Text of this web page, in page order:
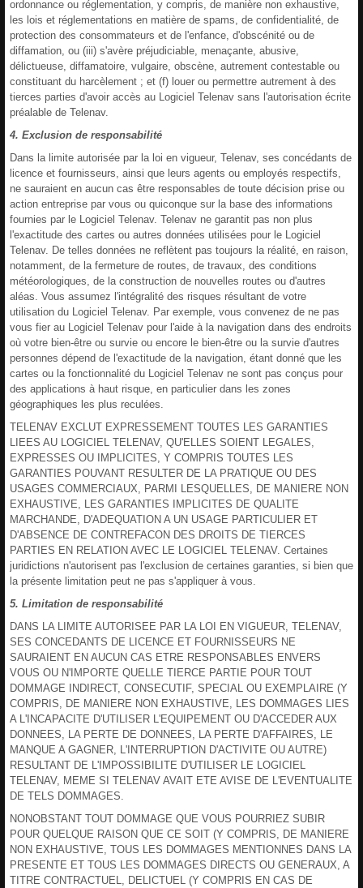
ordonnance ou réglementation, y compris, de manière non exhaustive,
les lois et réglementations en matière de spams, de confidentialité, de
protection des consommateurs et de l'enfance, d'obscénité ou de
diffamation, ou (iii) s'avère préjudiciable, menaçante, abusive,
délictueuse, diffamatoire, vulgaire, obscène, autrement contestable ou
constituant du harcèlement ; et (f) louer ou permettre autrement à des
tierces parties d'avoir accès au Logiciel Telenav sans l'autorisation écrite
préalable de Telenav.
4. Exclusion de responsabilité
Dans la limite autorisée par la loi en vigueur, Telenav, ses concédants de
licence et fournisseurs, ainsi que leurs agents ou employés respectifs,
ne sauraient en aucun cas être responsables de toute décision prise ou
action entreprise par vous ou quiconque sur la base des informations
fournies par le Logiciel Telenav. Telenav ne garantit pas non plus
l'exactitude des cartes ou autres données utilisées pour le Logiciel
Telenav. De telles données ne reflètent pas toujours la réalité, en raison,
notamment, de la fermeture de routes, de travaux, des conditions
météorologiques, de la construction de nouvelles routes ou d'autres
aléas. Vous assumez l'intégralité des risques résultant de votre
utilisation du Logiciel Telenav. Par exemple, vous convenez de ne pas
vous fier au Logiciel Telenav pour l'aide à la navigation dans des endroits
où votre bien-être ou survie ou encore le bien-être ou la survie d'autres
personnes dépend de l'exactitude de la navigation, étant donné que les
cartes ou la fonctionnalité du Logiciel Telenav ne sont pas conçus pour
des applications à haut risque, en particulier dans les zones
géographiques les plus reculées.
TELENAV EXCLUT EXPRESSEMENT TOUTES LES GARANTIES
LIEES AU LOGICIEL TELENAV, QU'ELLES SOIENT LEGALES,
EXPRESSES OU IMPLICITES, Y COMPRIS TOUTES LES
GARANTIES POUVANT RESULTER DE LA PRATIQUE OU DES
USAGES COMMERCIAUX, PARMI LESQUELLES, DE MANIERE NON
EXHAUSTIVE, LES GARANTIES IMPLICITES DE QUALITE
MARCHANDE, D'ADEQUATION A UN USAGE PARTICULIER ET
D'ABSENCE DE CONTREFACON DES DROITS DE TIERCES
PARTIES EN RELATION AVEC LE LOGICIEL TELENAV. Certaines
juridictions n'autorisent pas l'exclusion de certaines garanties, si bien que
la présente limitation peut ne pas s'appliquer à vous.
5. Limitation de responsabilité
DANS LA LIMITE AUTORISEE PAR LA LOI EN VIGUEUR, TELENAV,
SES CONCEDANTS DE LICENCE ET FOURNISSEURS NE
SAURAIENT EN AUCUN CAS ETRE RESPONSABLES ENVERS
VOUS OU N'IMPORTE QUELLE TIERCE PARTIE POUR TOUT
DOMMAGE INDIRECT, CONSECUTIF, SPECIAL OU EXEMPLAIRE (Y
COMPRIS, DE MANIERE NON EXHAUSTIVE, LES DOMMAGES LIES
A L'INCAPACITE D'UTILISER L'EQUIPEMENT OU D'ACCEDER AUX
DONNEES, LA PERTE DE DONNEES, LA PERTE D'AFFAIRES, LE
MANQUE A GAGNER, L'INTERRUPTION D'ACTIVITE OU AUTRE)
RESULTANT DE L'IMPOSSIBILITE D'UTILISER LE LOGICIEL
TELENAV, MEME SI TELENAV AVAIT ETE AVISE DE L'EVENTUALITE
DE TELS DOMMAGES.
NONOBSTANT TOUT DOMMAGE QUE VOUS POURRIEZ SUBIR
POUR QUELQUE RAISON QUE CE SOIT (Y COMPRIS, DE MANIERE
NON EXHAUSTIVE, TOUS LES DOMMAGES MENTIONNES DANS LA
PRESENTE ET TOUS LES DOMMAGES DIRECTS OU GENERAUX, A
TITRE CONTRACTUEL, DELICTUEL (Y COMPRIS EN CAS DE